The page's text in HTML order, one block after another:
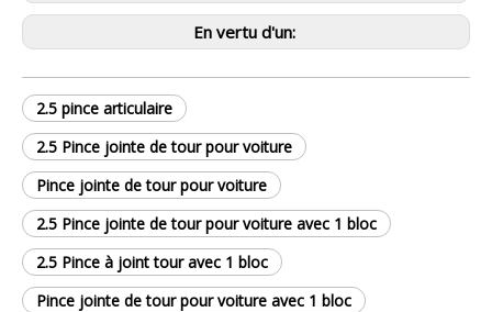
En vertu d'un:
2.5 pince articulaire
2.5 Pince jointe de tour pour voiture
Pince jointe de tour pour voiture
2.5 Pince jointe de tour pour voiture avec 1 bloc
2.5 Pince à joint tour avec 1 bloc
Pince jointe de tour pour voiture avec 1 bloc